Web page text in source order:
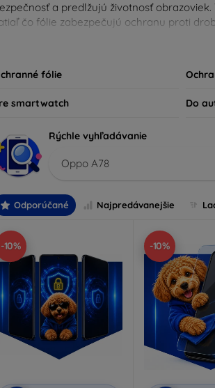
a predlžujú životnosť
čo fólie zabezpečujú ochranu proti
produkty kompatibilné s rôznymi značkami
fólie
smartwatch Do
Rýchle vyhľadávanie
Oppo A78
Odporúčané Najpredávanejšie
-10% -10%